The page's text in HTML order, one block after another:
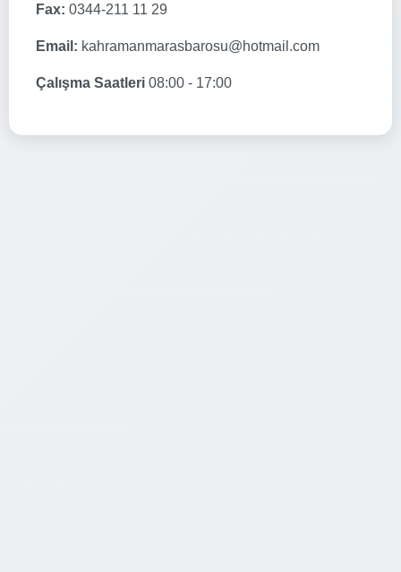
Fax: 0344-211 11 29
Email: kahramanmarasbarosu@hotmail.com
Çalışma Saatleri 08:00 - 17:00